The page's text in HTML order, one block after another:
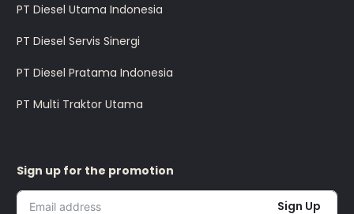
PT Diesel Utama Indonesia
PT Diesel Servis Sinergi
PT Diesel Pratama Indonesia
PT Multi Traktor Utama
Sign up for the promotion
Sign Up